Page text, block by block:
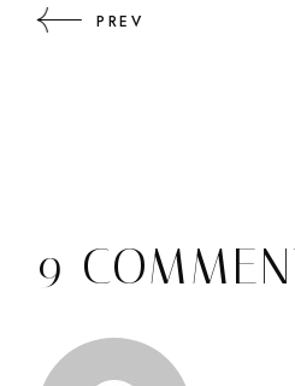
PREV
9